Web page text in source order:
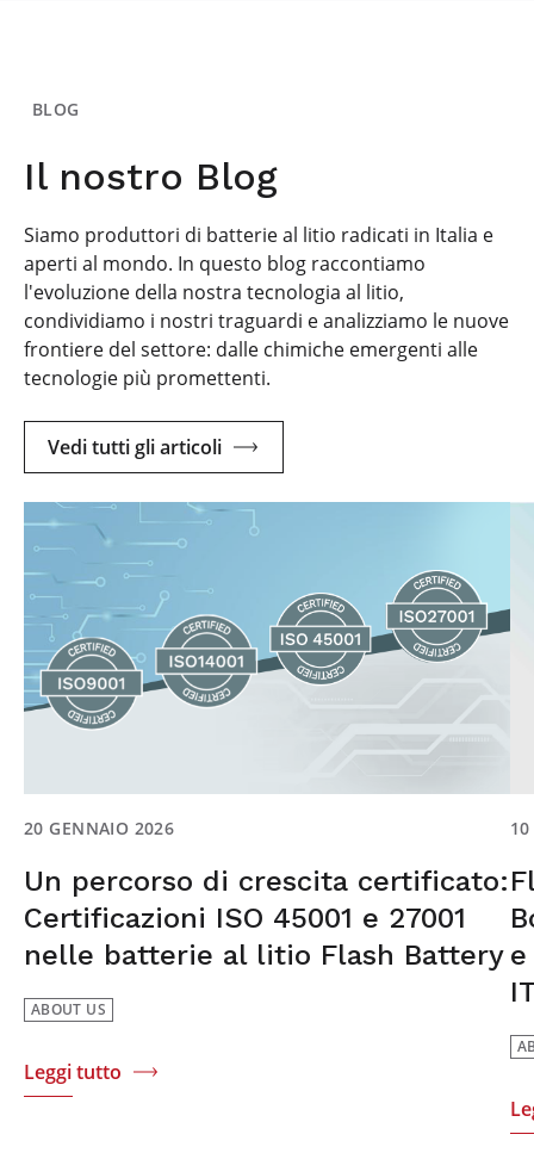
BLOG
Il nostro Blog
Siamo produttori di batterie al litio radicati in Italia e
aperti al mondo. In questo blog raccontiamo
l'evoluzione della nostra tecnologia al litio,
condividiamo i nostri traguardi e analizziamo le nuove
frontiere del settore: dalle chimiche emergenti alle
tecnologie più promettenti.
Vedi tutti gli articoli
20 GENNAIO 2026
Un percorso di crescita certificato:
Certificazioni ISO 45001 e 27001
nelle batterie al litio Flash Battery
ABOUT US
Leggi tutto